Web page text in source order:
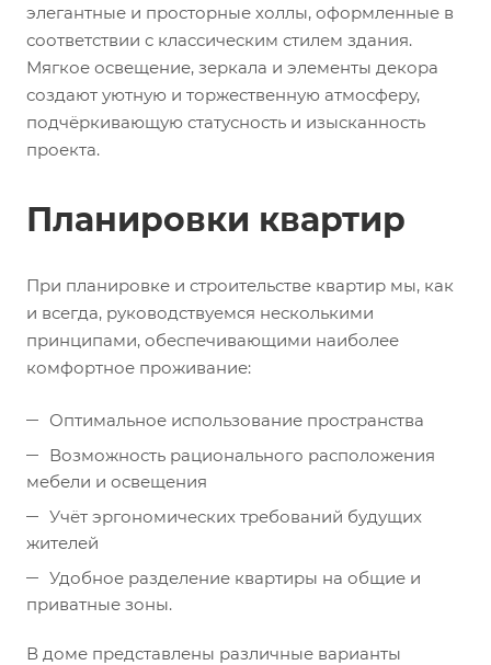
элегантные и просторные холлы, оформленные в
соответствии с классическим стилем здания.
Мягкое освещение, зеркала и элементы декора
создают уютную и торжественную атмосферу,
подчёркивающую статусность и изысканность
проекта.
Планировки квартир
При планировке и строительстве квартир мы, как
и всегда, руководствуемся несколькими
принципами, обеспечивающими наиболее
комфортное проживание:
Оптимальное использование пространства
Возможность рационального расположения
мебели и освещения
Учёт эргономических требований будущих
жителей
Удобное разделение квартиры на общие и
приватные зоны.
В доме представлены различные варианты